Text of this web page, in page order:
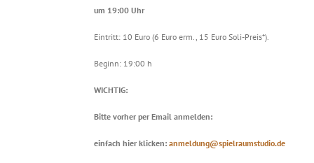
um 19:00 Uhr
Eintritt: 10 Euro (6 Euro erm., 15 Euro Soli-Preis*).
Beginn: 19:00 h
WICHTIG:
Bitte vorher per Email anmelden:
einfach hier klicken:anmeldung@spielraumstudio.de